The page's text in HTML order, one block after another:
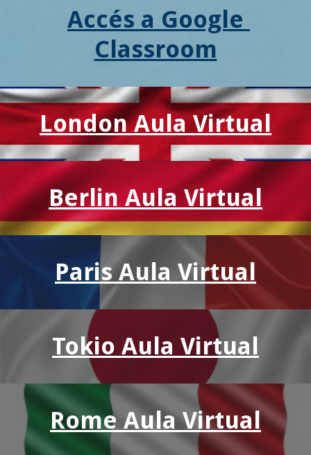
Accés a Google
Classroom
London Aula Virtual
Berlin Aula Virtual
Paris Aula Virtual
Tokio Aula Virtual
Rome Aula Virtual